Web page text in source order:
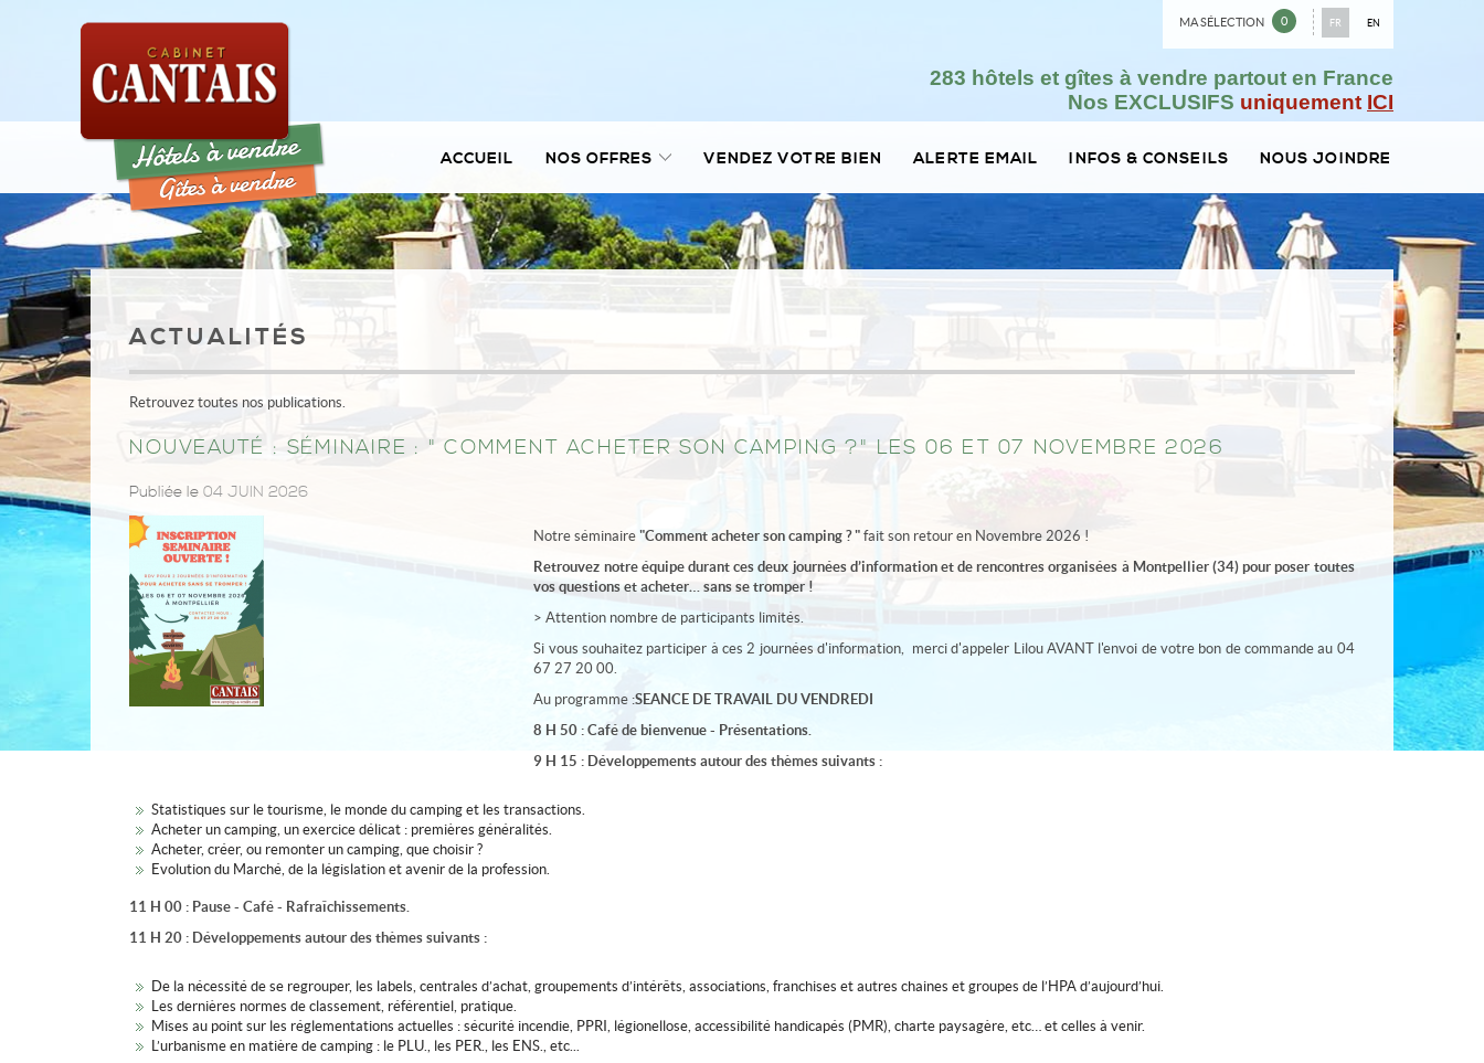
MA SÉLECTION 0 FR EN
283 hôtels et gîtes à vendre partout en France
Nos EXCLUSIFS uniquement ICI
ACCUEIL NOS OFFRES VENDEZ VOTRE BIEN ALERTE EMAIL INFOS & CONSEILS NOUS JOINDRE
ACTUALITÉS
Retrouvez toutes nos publications.
NOUVEAUTÉ : SÉMINAIRE : " COMMENT ACHETER SON CAMPING ?" LES 06 ET 07 NOVEMBRE 2026
Publiée le04 JUIN 2026
Notre séminaire"Comment acheter son camping ? "fait son retour en Novembre 2026 !
Retrouvez notre équipe durant ces deux journées d’information et de rencontres organisées à Montpellier (34) pour poser toutes
vos questions et acheter… sans se tromper !
> Attention nombre de participants limités.
Si vous souhaitez participer à ces 2 journées d'information, merci d'appeler Lilou AVANT l'envoi de votre bon de commande au 04
67 27 20 00.
Au programme :SEANCE DE TRAVAIL DU VENDREDI
8 H 50 : Café de bienvenue - Présentations.
9 H 15 : Développements autour des thèmes suivants :
Statistiques sur le tourisme, le monde du camping et les transactions.
Acheter un camping, un exercice délicat : premières généralités.
Acheter, créer, ou remonter un camping, que choisir ?
Evolution du Marché, de la législation et avenir de la profession.
11 H 00 : Pause - Café - Rafraîchissements.
11 H 20 : Développements autour des thèmes suivants :
De la nécessité de se regrouper, les labels, centrales d’achat, groupements d’intérêts, associations, franchises et autres chaines et groupes de l’HPA d’aujourd’hui.
Les dernières normes de classement, référentiel, pratique.
Mises au point sur les réglementations actuelles : sécurité incendie, PPRI, légionellose, accessibilité handicapés (PMR), charte paysagère, etc… et celles à venir.
L’urbanisme en matière de camping : le PLU., les PER., les ENS., etc...